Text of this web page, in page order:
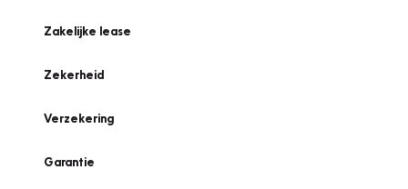
Zakelijke lease
Zekerheid
Verzekering
Garantie